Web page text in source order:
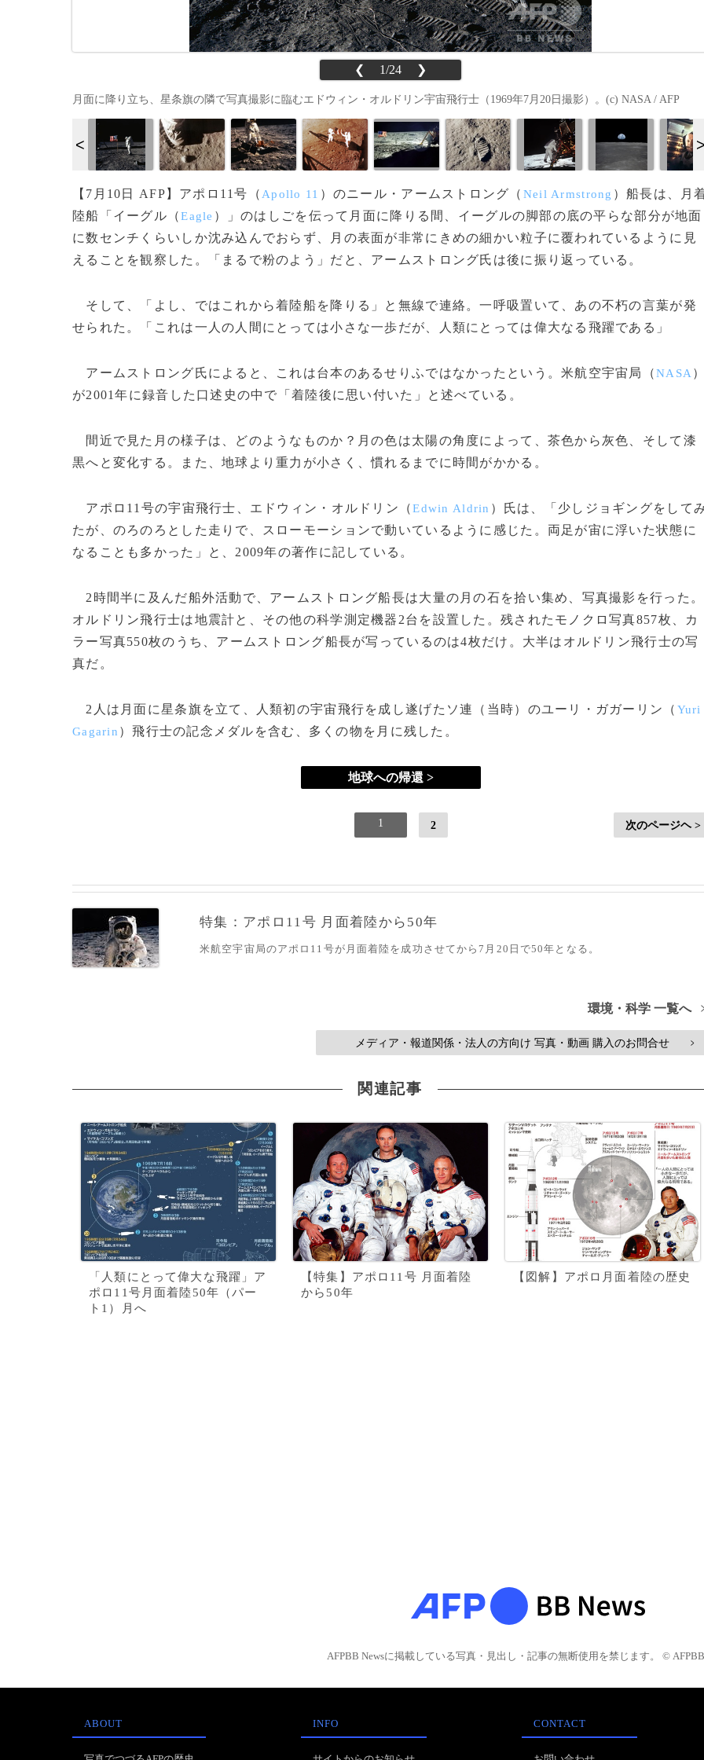
❮ 1/24 ❯
月面に降り立ち、星条旗の隣で写真撮影に臨むエドウィン・オルドリン宇宙飛行士（1969年7月20日撮影）。(c) NASA / AFP
【7月10日 AFP】アポロ11号（ Apollo 11 ）のニール・アームストロング（ Neil Armstrong ）船長は、月
陸船「イーグル（Eagle ）」のはしごを伝って月面に降りる間、イーグルの脚部の底の平らな部分が地面
に数センチくらいしか沈み込んでおらず、月の表面が非常にきめの細かい粒子に覆われているように見
えることを観察した。「まるで粉のよう」だと、アームストロング氏は後に振り返っている。
そして、「よし、ではこれから着陸船を降りる」と無線で連絡。一呼吸置いて、あの不朽の言葉が発
せられた。「これは一人の人間にとっては小さな一歩だが、人類にとっては偉大なる飛躍である」
アームストロング氏によると、これは台本のあるせりふではなかったという。米航空宇宙局（NASA
が2001年に録音した口述史の中で「着陸後に思い付いた」と述べている。
間近で見た月の様子は、どのようなものか？月の色は太陽の角度によって、茶色から灰色、そして漆
黒へと変化する。また、地球より重力が小さく、慣れるまでに時間がかかる。
アポロ11号の宇宙飛行士、エドウィン・オルドリン（Edwin Aldrin ）氏は、「少しジョギングをして
たが、のろのろとした走りで、スローモーションで動いているように感じた。両足が宙に浮いた状態に
なることも多かった」と、2009年の著作に記している。
2時間半に及んだ船外活動で、アームストロング船長は大量の月の石を拾い集め、写真撮影を行った。
オルドリン飛行士は地震計と、その他の科学測定機器2台を設置した。残されたモノクロ写真857枚、カ
ラー写真550枚のうち、アームストロング船長が写っているのは4枚だけ。大半はオルドリン飛行士の写
真だ。
2人は月面に星条旗を立て、人類初の宇宙飛行を成し遂げたソ連（当時）のユーリ・ガガーリン（ Yuri
Gagarin ）飛行士の記念メダルを含む、多くの物を月に残した。
地球への帰還 >
1 2 次のページヘ >
特集：アポロ11号 月面着陸から50年
米航空宇宙局のアポロ11号が月面着陸を成功させてから7月20日で50年となる。
環境・科学 一覧へ
メディア・報道関係・法人の方向け 写真・動画 購入のお問合せ >
関連記事
「人類にとって偉大な飛躍」ア
ポロ11号月面着陸50年（パー
ト1）月へ
【特集】アポロ11号 月面着陸
から50年
【図解】アポロ月面着陸の歴史
AFPBB Newsに掲載している写真・見出し・記事の無断使用を禁じます。 © AFPBB
ABOUT INFO CONTACT